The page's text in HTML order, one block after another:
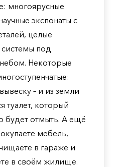
многоярусные
экспонаты с
целые
под
Некоторые
– и из земли
туалет, который
будет отмыть. А ещё
мебель,
в гараже и
в своём жилище.